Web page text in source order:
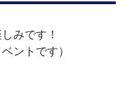
うにやさしく指導し
ょう !
みです！
ントです）